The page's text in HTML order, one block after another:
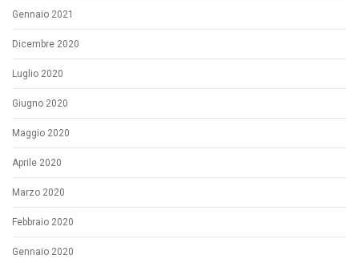
Gennaio 2021
Dicembre 2020
Luglio 2020
Giugno 2020
Maggio 2020
Aprile 2020
Marzo 2020
Febbraio 2020
Gennaio 2020